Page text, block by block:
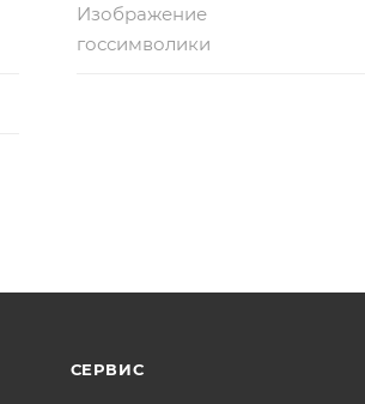
Изображение
госсимволики
СЕРВИС